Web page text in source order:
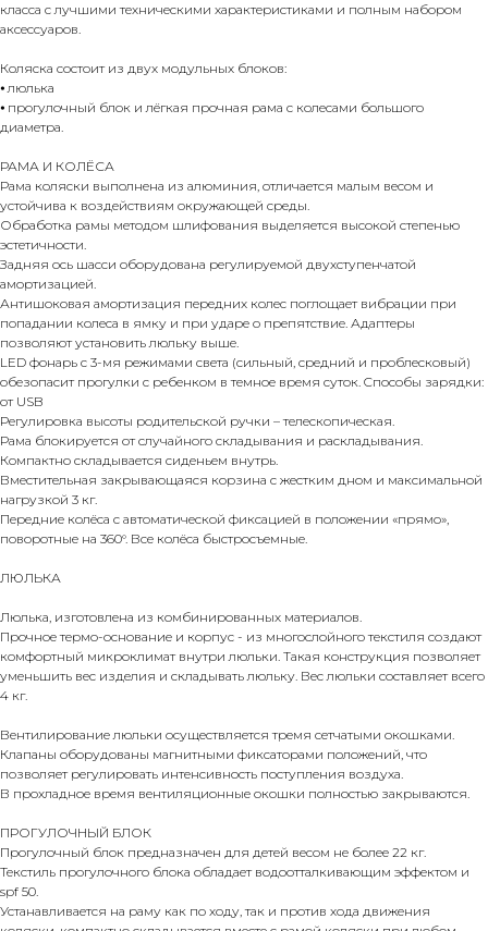
класса с лучшими техническими характеристиками и полным набором
аксессуаров.
Коляска состоит из двух модульных блоков:
⦁ люлька
⦁ прогулочный блок и лёгкая прочная рама с колесами большого
диаметра.
РАМА И КОЛЁСА
Рама коляски выполнена из алюминия, отличается малым весом и
устойчива к воздействиям окружающей среды.
Обработка рамы методом шлифования выделяется высокой степенью
эстетичности.
Задняя ось шасси оборудована регулируемой двухступенчатой
амортизацией.
Антишоковая амортизация передних колес поглощает вибрации при
попадании колеса в ямку и при ударе о препятствие. Адаптеры
позволяют установить люльку выше.
LED фонарь с 3-мя режимами света (сильный, средний и проблесковый)
обезопасит прогулки с ребенком в темное время суток. Cпособы зарядки:
от USB
Регулировка высоты родительской ручки – телескопическая.
Рама блокируется от случайного складывания и раскладывания.
Компактно складывается сиденьем внутрь.
Вместительная закрывающаяся корзина с жестким дном и максимальной
нагрузкой 3 кг.
Передние колёса с автоматической фиксацией в положении «прямо»,
поворотные на 360°. Все колёса быстросъемные.
ЛЮЛЬКА
Люлька, изготовлена из комбинированных материалов.
Прочное термо-основание и корпус - из многослойного текстиля создают
комфортный микроклимат внутри люльки. Такая конструкция позволяет
уменьшить вес изделия и складывать люльку. Вес люльки составляет всего
4 кг.
Вентилирование люльки осуществляется тремя сетчатыми окошками.
Клапаны оборудованы магнитными фиксаторами положений, что
позволяет регулировать интенсивность поступления воздуха.
В прохладное время вентиляционные окошки полностью закрываются.
ПРОГУЛОЧНЫЙ БЛОК
Прогулочный блок предназначен для детей весом не более 22 кг.
Текстиль прогулочного блока обладает водоотталкивающим эффектом и
spf 50.
Устанавливается на раму как по ходу, так и против хода движения